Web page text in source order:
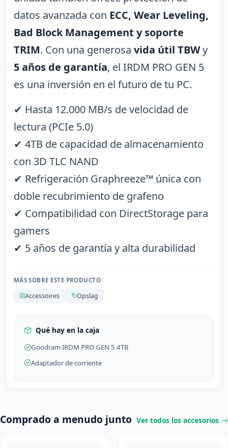
datos avanzada con ECC, Wear Leveling,
Bad Block Management y soporte
TRIM. Con una generosa vida útil TBWy
5 años de garantía, el IRDM PRO GEN 5
es una inversión en el futuro de tu PC.
✔ Hasta 12.000 MB/s de velocidad de
lectura (PCIe 5.0)
✔ 4TB de capacidad de almacenamiento
con 3D TLC NAND
✔ Refrigeración Graphreeze™ única con
doble recubrimiento de grafeno
✔ Compatibilidad con DirectStorage para
gamers
✔ 5 años de garantía y alta durabilidad
MÁS SOBRE ESTE PRODUCTO
Accessoires Opslag
Qué hay en la caja
Goodram IRDM PRO GEN 5 4TB
Adaptador de corriente
Comprado a menudo junto Ver todos los accesorios